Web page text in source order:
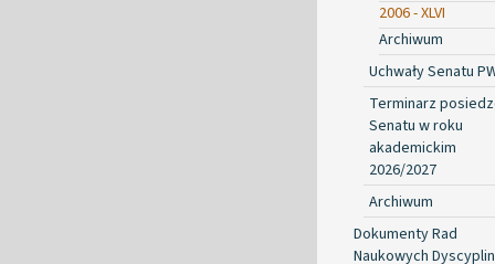
2006 - XLVI
Archiwum
Uchwały Senatu
Terminarz
Senatu w roku
akademickim
2026/2027
Archiwum
Dokumenty Rad
Naukowych Dyscyplin